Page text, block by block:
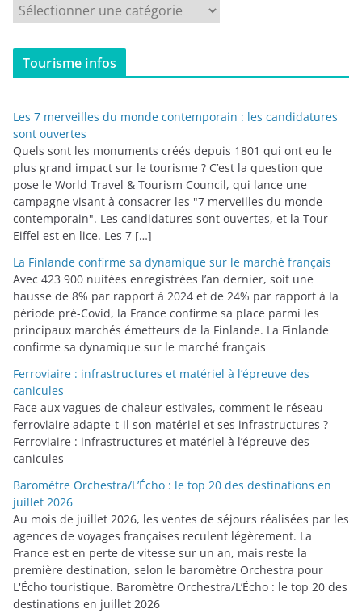
t
r
i
e
s
Tourisme infos
Les 7 merveilles du monde contemporain : les candidatures
sont ouvertes
Quels sont les monuments créés depuis 1801 qui ont eu le
plus grand impact sur le tourisme ? C’est la question que
pose le World Travel & Tourism Council, qui lance une
campagne visant à consacrer les "7 merveilles du monde
contemporain". Les candidatures sont ouvertes, et la Tour
Eiffel est en lice. Les 7 […]
La Finlande confirme sa dynamique sur le marché français
Avec 423 900 nuitées enregistrées l’an dernier, soit une
hausse de 8% par rapport à 2024 et de 24% par rapport à la
période pré-Covid, la France confirme sa place parmi les
principaux marchés émetteurs de la Finlande. La Finlande
confirme sa dynamique sur le marché français
Ferroviaire : infrastructures et matériel à l’épreuve des
canicules
Face aux vagues de chaleur estivales, comment le réseau
ferroviaire adapte-t-il son matériel et ses infrastructures ?
Ferroviaire : infrastructures et matériel à l’épreuve des
canicules
Baromètre Orchestra/L’Écho : le top 20 des destinations en
juillet 2026
Au mois de juillet 2026, les ventes de séjours réalisées par les
agences de voyages françaises reculent légèrement. La
France est en perte de vitesse sur un an, mais reste la
première destination, selon le baromètre Orchestra pour
L'Écho touristique. Baromètre Orchestra/L’Écho : le top 20 des
destinations en juillet 2026